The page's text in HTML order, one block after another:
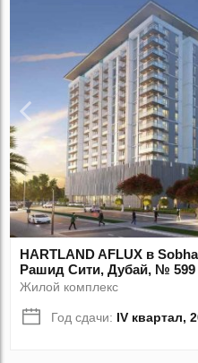
HARTLAND AFLUX в
Рашид Сити, Дубай, № 599
Жилой комплекс
Год сдачи: IV квартал,